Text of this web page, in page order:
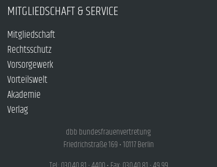
MITGLIEDSCHAFT & SERVICE
Mitgliedschaft
Rechtsschutz
Vorsorgewerk
Vorteilswelt
Akademie
Verlag
dbb bundesfrauenvertretung
Friedrichstraße 169 • 10117 Berlin